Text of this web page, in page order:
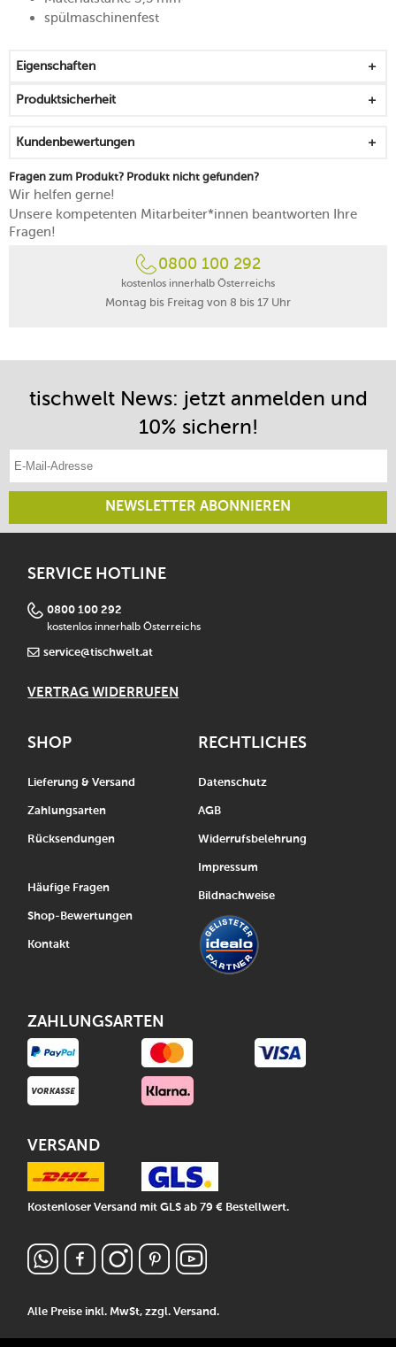
spülmaschinenfest
Eigenschaften
Produktsicherheit
Kundenbewertungen
Fragen zum Produkt? Produkt nicht gefunden?
Wir helfen gerne!
Unsere kompetenten Mitarbeiter*innen beantworten Ihre
Fragen!
0800 100 292
kostenlos innerhalb Österreichs
Montag bis Freitag von 8 bis 17 Uhr
tischwelt News: jetzt anmelden und
10% sichern!
NEWSLETTER ABONNIEREN
SERVICE HOTLINE
0800 100 292
kostenlos innerhalb Österreichs
service@tischwelt.at
VERTRAG WIDERRUFEN
SHOP
Lieferung & Versand
Zahlungsarten
Rücksendungen
Häufige Fragen
Shop-Bewertungen
Kontakt
Alle Preise inkl. MwSt, zzgl.Versand.
RECHTLICHES
Datenschutz
AGB
Widerrufsbelehrung
Impressum
Bildnachweise
ZAHLUNGSARTEN
VERSAND
Kostenloser Versand mit GLS ab 79 € Bestellwert.